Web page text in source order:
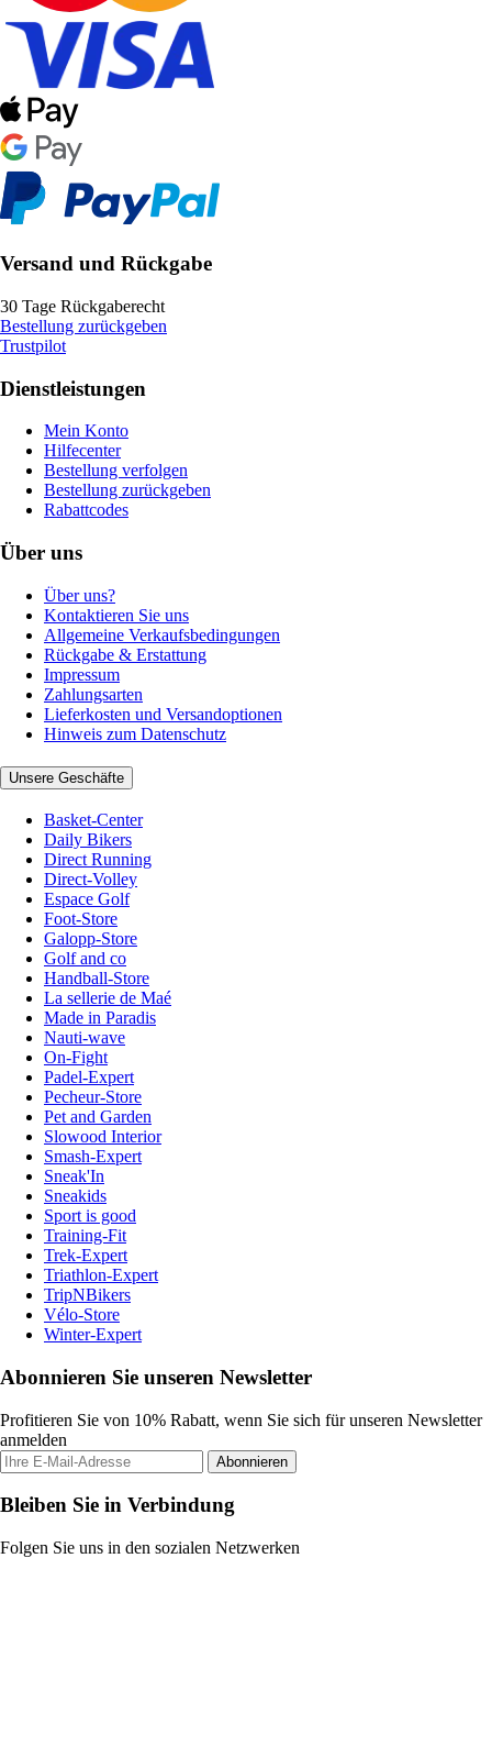
Versand und Rückgabe
30 Tage Rückgaberecht
Bestellung zurückgeben
Trustpilot
Dienstleistungen
Mein Konto
Hilfecenter
Bestellung verfolgen
Bestellung zurückgeben
Rabattcodes
Über uns
Über uns?
Kontaktieren Sie uns
Allgemeine Verkaufsbedingungen
Rückgabe & Erstattung
Impressum
Zahlungsarten
Lieferkosten und Versandoptionen
Hinweis zum Datenschutz
Unsere Geschäfte
Basket-Center
Daily Bikers
Direct Running
Direct-Volley
Espace Golf
Foot-Store
Galopp-Store
Golf and co
Handball-Store
La sellerie de Maé
Made in Paradis
Nauti-wave
On-Fight
Padel-Expert
Pecheur-Store
Pet and Garden
Slowood Interior
Smash-Expert
Sneak'In
Sneakids
Sport is good
Training-Fit
Trek-Expert
Triathlon-Expert
TripNBikers
Vélo-Store
Winter-Expert
Abonnieren Sie unseren Newsletter
Profitieren Sie von 10% Rabatt, wenn Sie sich für unseren Newsletter
anmelden
Abonnieren
Bleiben Sie in Verbindung
Folgen Sie uns in den sozialen Netzwerken